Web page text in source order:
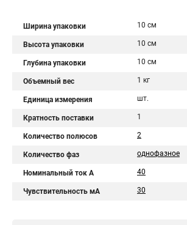
Ширина упаковки 10 см
Высота упаковки 10 см
Глубина упаковки 10 см
Объемный вес 1 кг
Единица измерения шт.
Кратность поставки 1
Количество полюсов 2
Количество фаз однофазное
Номинальный ток A 40
Чувствительность мА 30